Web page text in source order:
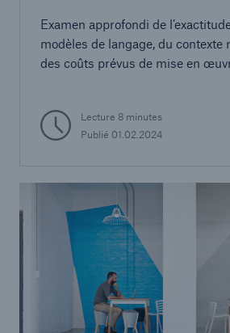
Examen approfondi de
modèles de langage, du contexte
des coûts prévus de mise en
Lecture 8 minutes
Publié 01.02.2024